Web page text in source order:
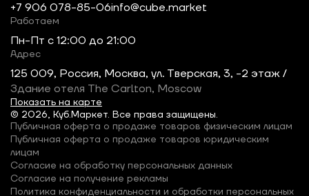
© 2026, Куб.Маркет. Все права защищены.
+7 906 078-85-06info@cube.market
Работаем
Пн-Пт c 12:00 до 21:00
Адрес
125 009, Россия, Москва, ул. Тверская, 3, -2 этаж /
Здание отеля The Carlton, Moscow
Показать на карте
Публичная оферта о продаже товаров физическим лицам
Публичная оферта о продаже товаров юридическим
лицам
Согласие на обработку персональных данных
Согласие на получение рекламы
Политика конфиденциальности и обработки персональных